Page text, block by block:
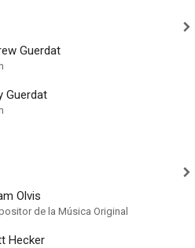
Guerdat
Guerdat
Olvis
de la Música Original
Hecker